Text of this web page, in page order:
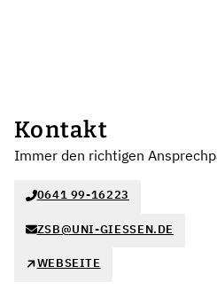
Kontakt
Immer den richtigen
0641 99-16223
ZSB@UNI-GIESSEN.DE
WEBSEITE